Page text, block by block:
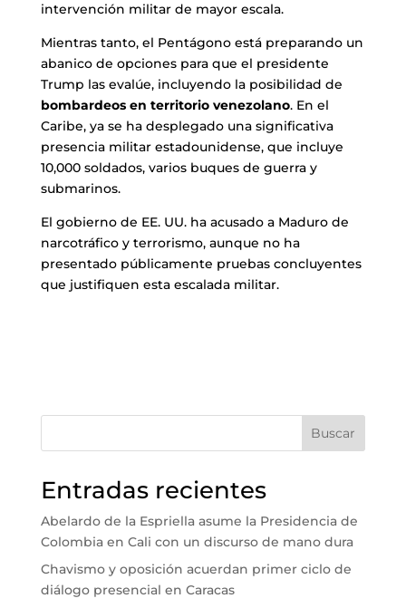
intervención militar de mayor escala.
Mientras tanto, el Pentágono está preparando un
abanico de opciones para que el presidente
Trump las evalúe, incluyendo la posibilidad de
bombardeos en territorio venezolano. En el
Caribe, ya se ha desplegado una significativa
presencia militar estadounidense, que incluye
10,000 soldados, varios buques de guerra y
submarinos.
El gobierno de EE. UU. ha acusado a Maduro de
narcotráfico y terrorismo, aunque no ha
presentado públicamente pruebas concluyentes
que justifiquen esta escalada militar.
Buscar
Entradas recientes
Abelardo de la Espriella asume la Presidencia de
Colombia en Cali con un discurso de mano dura
Chavismo y oposición acuerdan primer ciclo de
diálogo presencial en Caracas